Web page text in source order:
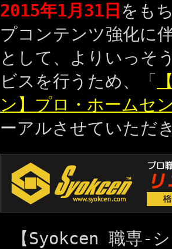
2015年1月31日 をも
プコンテンツ強化に
として、よりいっそ
ビスを行うため、「
ン】プロ・ホームセ
ーアルさせていただ
【Syokcen 職専-